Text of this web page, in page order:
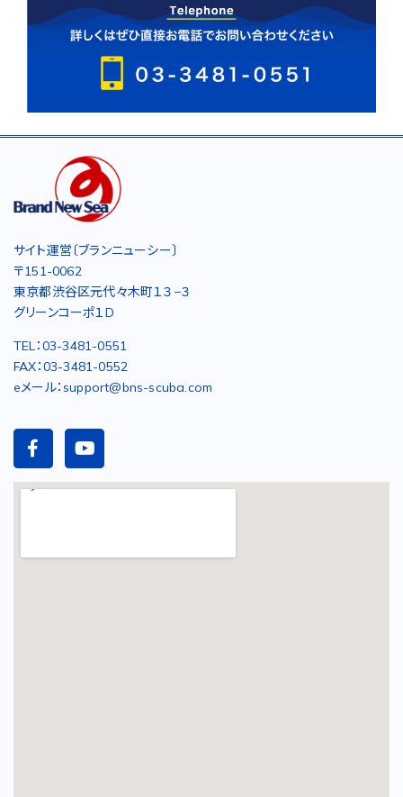
サイト運営〔ブランニューシー〕
〒151-0062
東京都渋谷区元代々木町１３−３
グリーンコーポ１D
TEL：03-3481-0551
FAX：03-3481-0552
eメール：support@bns-scuba.com